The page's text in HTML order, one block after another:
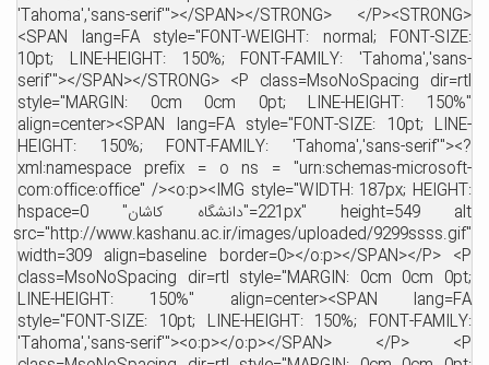
'Tahoma','sans-serif'"></SPAN></STRONG> </
<SPAN lang=FA style="FONT-WEIGHT: normal; FONT-
10pt; LINE-HEIGHT: 150%; FONT-FAMILY:
serif'"></SPAN></STRONG> <P class=MsoNoSpacing
style="MARGIN: 0cm 0cm 0pt; LINE-HEIGHT:
align=center><SPAN lang=FA style="FONT-SIZE: 10pt;
HEIGHT: 150%; FONT-FAMILY: 'Tahoma','sans-
xml:namespace prefix = o ns = "urn:schemas-
com:office:office" /><o:p><IMG style="WIDTH: 187px;
221px" height=549 alt="دانشگاه کاشان" hspace=0
src="http://www.kashanu.ac.ir/images/uploaded/
width=309 align=baseline border=0></o:p></SPAN></P>
class=MsoNoSpacing dir=rtl style="MARGIN: 0cm 0cm
LINE-HEIGHT: 150%" align=center><SPAN
style="FONT-SIZE: 10pt; LINE-HEIGHT: 150%; FONT-
'Tahoma','sans-serif'"><o:p></o:p></SPAN> </P>